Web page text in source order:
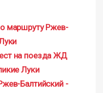
маршруту Ржев-
на поезда ЖД
Луки
Балтийский -